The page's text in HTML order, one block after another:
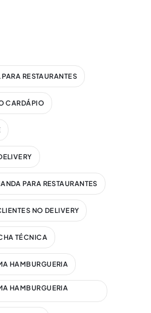
RESTAURANTES
CARDÁPIO
PARA RESTAURANTES
NO DELIVERY
TÉCNICA
HAMBURGUERIA
HAMBURGUERIA